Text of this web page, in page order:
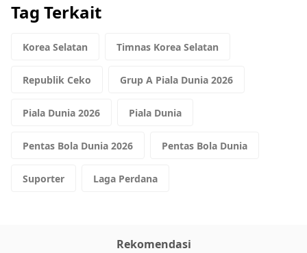
Tag Terkait
Korea Selatan Timnas Korea Selatan
Republik Ceko Grup A Piala Dunia 2026
Piala Dunia 2026 Piala Dunia
Pentas Bola Dunia 2026 Pentas Bola Dunia
Suporter Laga Perdana
Rekomendasi